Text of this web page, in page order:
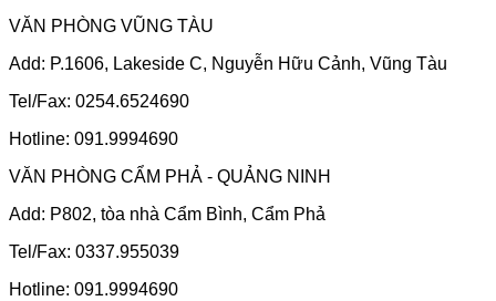
VĂN PHÒNG VŨNG TÀU
Add: P.1606, Lakeside C, Nguyễn Hữu Cảnh, Vũng Tàu
Tel/Fax: 0254.6524690
Hotline: 091.9994690
VĂN PHÒNG CẨM PHẢ - QUẢNG NINH
Add: P802, tòa nhà Cẩm Bình, Cẩm Phả
Tel/Fax: 0337.955039
Hotline: 091.9994690